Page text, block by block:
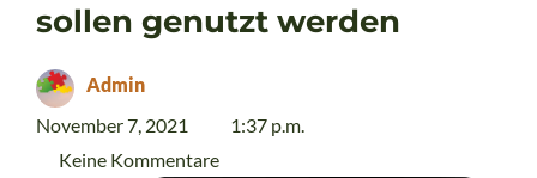
sollen genutzt werden
Admin
November 7, 2021
1:37 p.m.
Keine Kommentare